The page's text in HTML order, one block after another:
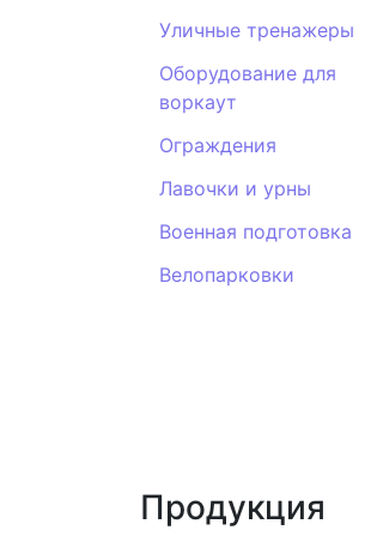
Уличные тренажеры
Оборудование для
воркаут
Ограждения
Лавочки и урны
Военная подготовка
Велопарковки
Продукция